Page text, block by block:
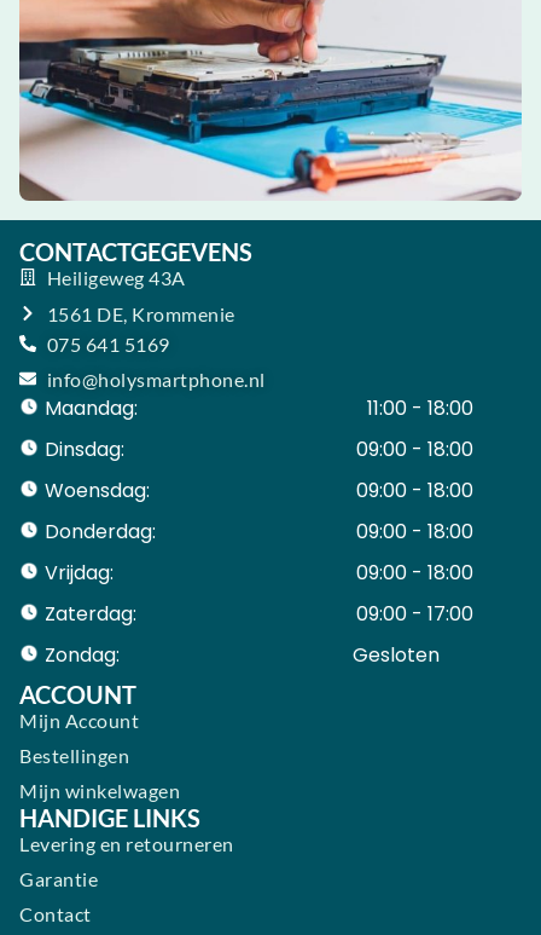
CONTACTGEGEVENS
Heiligeweg 43A
1561 DE, Krommenie
075 641 5169
info@holysmartphone.nl
Maandag:
11:00 - 18:00
Dinsdag:
09:00 - 18:00
Woensdag:
09:00 - 18:00
Donderdag:
09:00 - 18:00
Vrijdag:
09:00 - 18:00
Zaterdag:
09:00 - 17:00
Zondag:
Gesloten ​ ​ ​ ​ ​ ​ ​
ACCOUNT
Mijn Account
Bestellingen
Mijn winkelwagen
HANDIGE LINKS
Levering en retourneren
Garantie
Contact